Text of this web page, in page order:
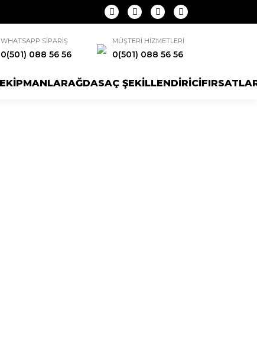
WHATSAPP SİPARİŞ
0(501) 088 56 56
MÜŞTERİ HİZMETLERİ
0(501) 088 56 56
AĞDASAÇ ŞEKİLLENDİRİCİ